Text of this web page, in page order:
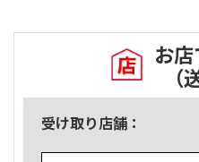
お
（
受け取り店舗：